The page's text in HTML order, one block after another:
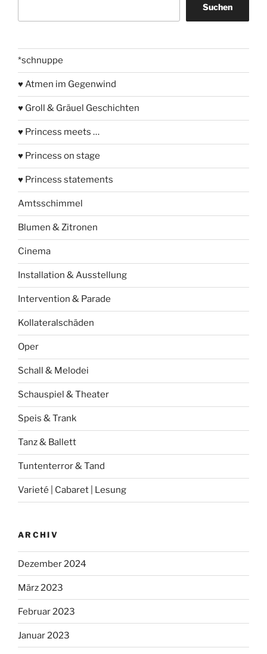
Suchen
*schnuppe
♥ Atmen im Gegenwind
♥ Groll & Gräuel Geschichten
♥ Princess meets …
♥ Princess on stage
♥ Princess statements
Amtsschimmel
Blumen & Zitronen
Cinema
Installation & Ausstellung
Intervention & Parade
Kollateralschäden
Oper
Schall & Melodei
Schauspiel & Theater
Speis & Trank
Tanz & Ballett
Tuntenterror & Tand
Varieté | Cabaret | Lesung
ARCHIV
Dezember 2024
März 2023
Februar 2023
Januar 2023